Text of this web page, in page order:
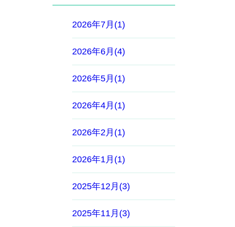
2026年7月(1)
2026年6月(4)
2026年5月(1)
2026年4月(1)
2026年2月(1)
2026年1月(1)
2025年12月(3)
2025年11月(3)